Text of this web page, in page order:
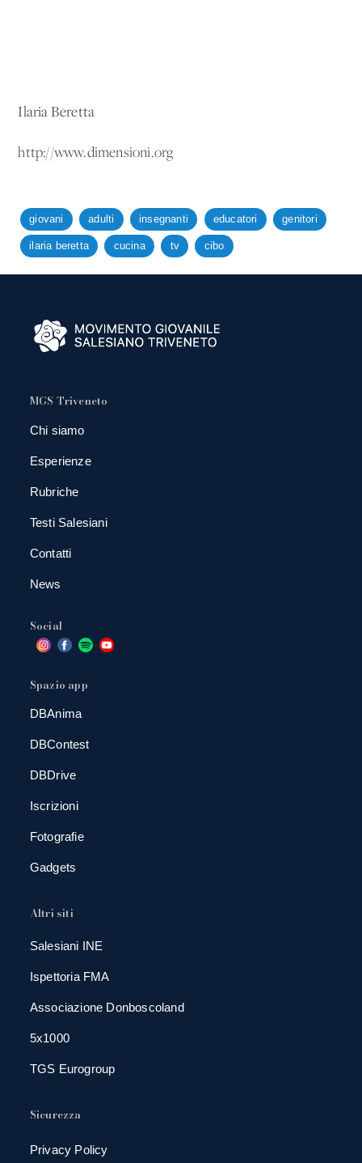
Ilaria Beretta
http://www.dimensioni.org
giovani adulti insegnanti educatori genitori
ilaria beretta cucina tv cibo
MGS Triveneto
Chi siamo
Esperienze
Rubriche
Testi Salesiani
Contatti
News
Social
Spazio app
DBAnima
DBContest
DBDrive
Iscrizioni
Fotografie
Gadgets
Altri siti
Salesiani INE
Ispettoria FMA
Associazione Donboscoland
5x1000
TGS Eurogroup
Sicurezza
Privacy Policy